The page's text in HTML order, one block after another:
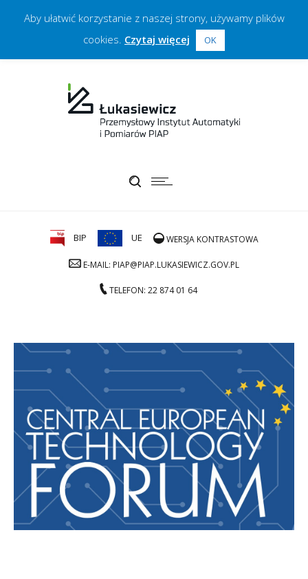
BIP UE WERSJA KONTRASTOWA
E-MAIL: PIAP@PIAP.LUKASIEWICZ.GOV.PL
TELEFON: 22 874 01 64
Aby ułatwić korzystanie z naszej strony, używamy plików
cookies. Czytaj więcej OK